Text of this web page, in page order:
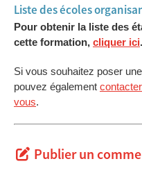
Liste des écoles
Pour obtenir la liste des
cette formation, cliquer ici.
Si vous souhaitez poser
pouvez également
vous.
Publier un